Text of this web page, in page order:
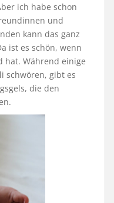
ich habe schon
und
kann das ganz
ist es schön, wenn
hat. Während einige
schwören, gibt es
die den